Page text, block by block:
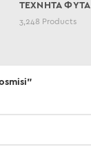
ΤΕΧΝΗΤΑ ΦΥΤΑ
3,248 Products